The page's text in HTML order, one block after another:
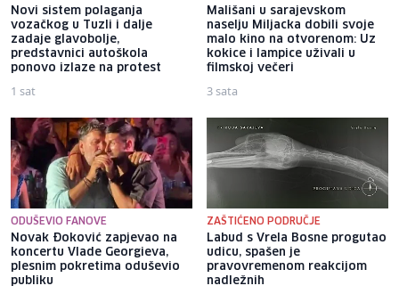
Novi sistem polaganja
vozačkog u Tuzli i dalje
zadaje glavobolje,
predstavnici autoškola
ponovo izlaze na protest
1 sat
Mališani u sarajevskom
naselju Miljacka dobili svoje
malo kino na otvorenom: Uz
kokice i lampice uživali u
filmskoj večeri
3 sata
ODUŠEVIO FANOVE
Novak Đoković zapjevao na
koncertu Vlade Georgieva,
plesnim pokretima oduševio
publiku
ZAŠTIĆENO PODRUČJE
Labud s Vrela Bosne progutao
udicu, spašen je
pravovremenom reakcijom
nadležnih